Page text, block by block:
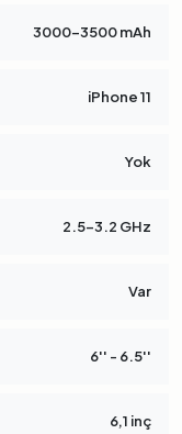
3000-3500 mAh
iPhone 11
Yok
2.5-3.2 GHz
Var
6'' - 6.5''
6,1 inç